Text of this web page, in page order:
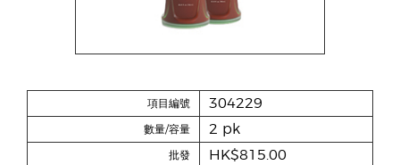
項目編號 304229
數量/容量 2 pk
批發 HK$815.00